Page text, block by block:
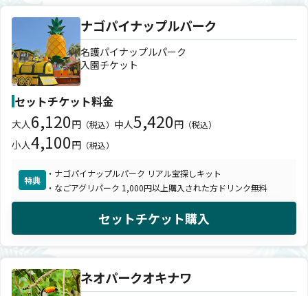
ナゴパイナップルパーク
名護パイナップルパーク
入園チケット
セットチケット料金
大人6,120円 （税込） 中人5,420円 （税込）
小人4,100円 （税込）
特典
・ナゴパイナップルパーク リアル宝探しキット
・なごアグリパーク 1,000円以上購入された方ドリンク無料
セットチケット購入
ネオパークオキナワ